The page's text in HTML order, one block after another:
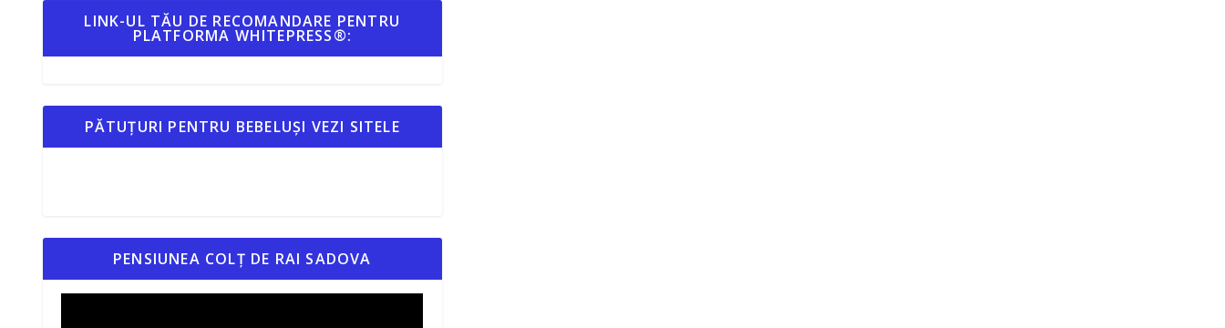
LINK-UL TĂU DE RECOMANDARE PENTRU
PLATFORMA WHITEPRESS®:
PĂTUȚURI PENTRU BEBELUȘI VEZI SITELE
PENSIUNEA COLȚ DE RAI SADOVA